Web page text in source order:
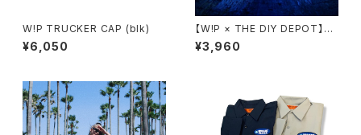
W!P TRUCKER CAP (blk)
¥6,050
【W!P × THE DIY DEPOT】5
GAL BUCKET [フタ付き]
¥3,960